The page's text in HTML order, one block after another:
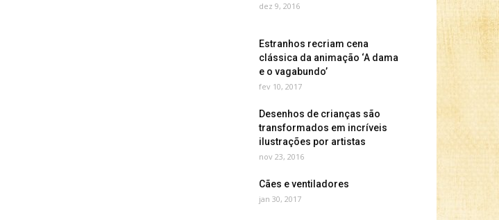
dez 9, 2016
Estranhos recriam cena
clássica da animação ‘A dama
e o vagabundo’
fev 10, 2017
Desenhos de crianças são
transformados em incríveis
ilustrações por artistas
nov 23, 2016
Cães e ventiladores
jan 30, 2017